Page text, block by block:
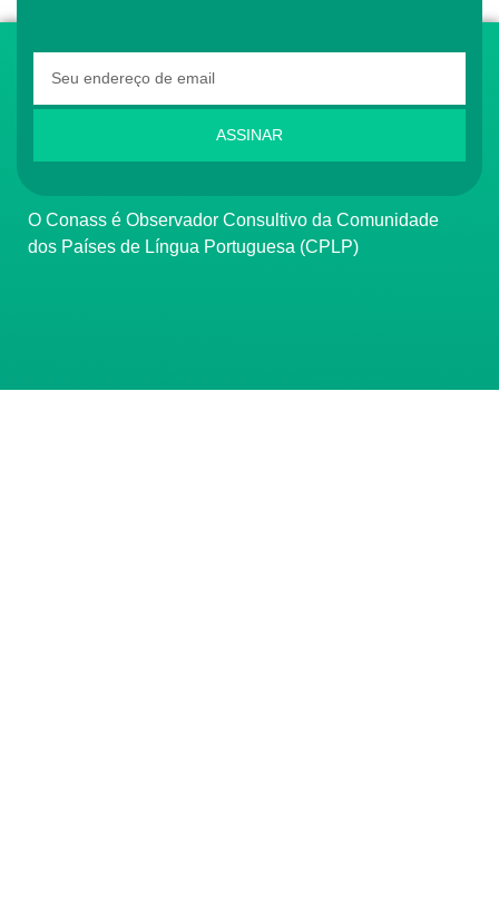
ASSINAR
O Conass é Observador Consultivo da Comunidade
dos Países de Língua Portuguesa (CPLP)